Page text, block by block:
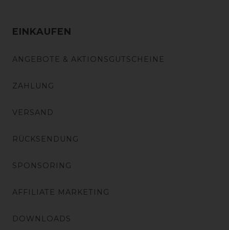
EINKAUFEN
ANGEBOTE & AKTIONSGUTSCHEINE
ZAHLUNG
VERSAND
RÜCKSENDUNG
SPONSORING
AFFILIATE MARKETING
DOWNLOADS